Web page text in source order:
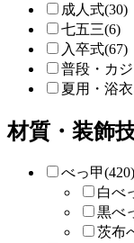
成人式(30)
七五三(6)
入卒式(67)
普段・カ
夏用・浴
材質・装飾
べっ甲(420)
白べ
黒べ
茨布